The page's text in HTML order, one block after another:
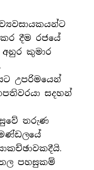
දීම රජයේ
කුමාර
උපරිමයෙන්
සදහන්
තරුණ
පහසුකම්